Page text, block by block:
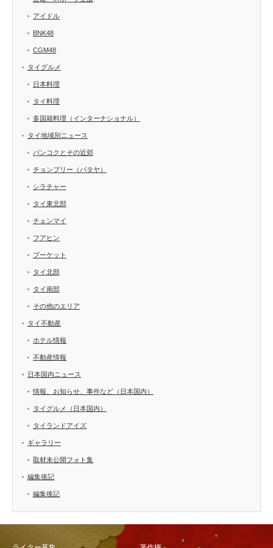
アイドル
BNK48
CGM48
タイグルメ
日本料理
タイ料理
多国籍料理（インターナショナル）
タイ地域別ニュース
バンコクとその近郊
チョンブリー（パタヤ）
シラチャー
タイ東北部
チェンマイ
フアヒン
プーケット
タイ北部
タイ南部
その他のエリア
タイ不動産
ホテル情報
不動産情報
日本国内ニュース
情報、お知らせ、事件など（日本国内）
タイグルメ（日本国内）
タイランドアイズ
ギャラリー
取材未公開フォト集
編集後記
編集後記